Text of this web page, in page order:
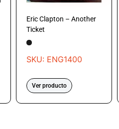
Eric Clapton – Another
Ticket
SKU: ENG1400
Ver producto